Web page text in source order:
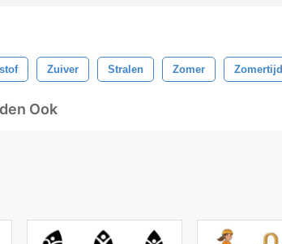
Zuiver Stralen Zomer Zomertijd
Ook